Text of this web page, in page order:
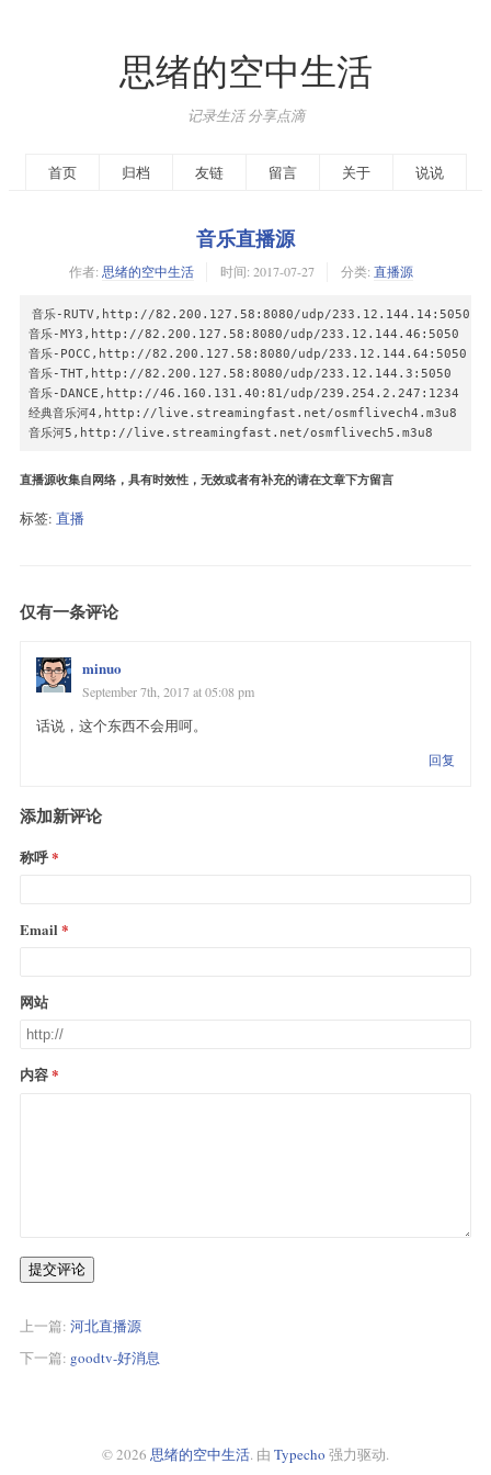
思绪的空中生活
记录生活 分享点滴
首页 归档 友链 留言 关于 说说
音乐直播源
作者: 思绪的空中生活 时间: 2017-07-27 分类: 直播源
音乐-RUTV,http://82.200.127.58:8080/udp/233.12.144.14:5050
音乐-MY3,http://82.200.127.58:8080/udp/233.12.144.46:5050
音乐-POCC,http://82.200.127.58:8080/udp/233.12.144.64:5050
音乐-THT,http://82.200.127.58:8080/udp/233.12.144.3:5050
音乐-DANCE,http://46.160.131.40:81/udp/239.254.2.247:1234
经典音乐河4,http://live.streamingfast.net/osmflivech4.m3u8
音乐河5,http://live.streamingfast.net/osmflivech5.m3u8
直播源收集自网络，具有时效性，无效或者有补充的请在文章下方留言
标签: 直播
仅有一条评论
minuo
September 7th, 2017 at 05:08 pm
话说，这个东西不会用呵。
回复
添加新评论
称呼
Email
网站
内容
提交评论
上一篇: 河北直播源
下一篇: goodtv-好消息
© 2026 思绪的空中生活. 由 Typecho 强力驱动.